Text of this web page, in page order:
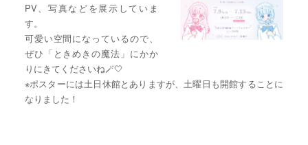
PV、写真などを展示していま
す。
可愛い空間になっているので、
ぜひ「ときめきの魔法」にかか
りにきてくださいね🪄🤍
※ポスターには土日休館とありますが、土曜日も開館することに
なりました！